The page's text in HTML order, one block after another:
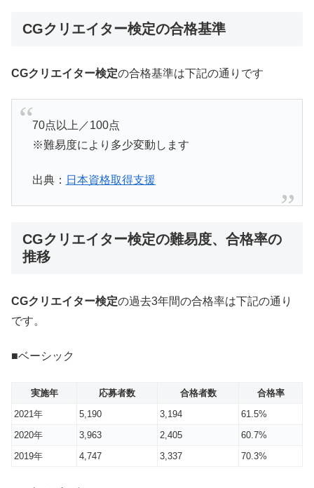
CGクリエイター検定の合格基準
CGクリエイター検定の合格基準は下記の通りです
70点以上／100点
※難易度により多少変動します
出典： 日本資格取得支援
CGクリエイター検定の難易度、合格率の
推移
CGクリエイター検定の過去3年間の合格率は下記の通り
です。
■ベーシック
実施年 応募者数 合格者数
合格率
2021年
5,190 3,194
61.5%
2020年
3,963 2,405
60.7%
2019年
4,747 3,337 70.3%